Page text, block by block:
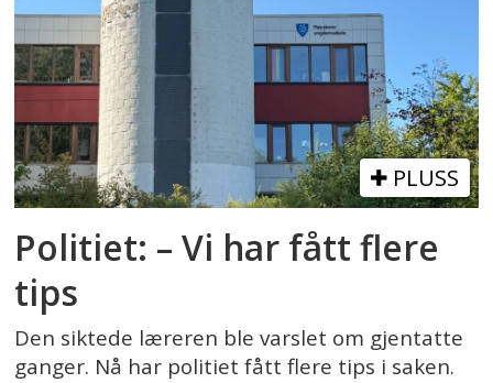
PLUSS
Politiet: – Vi har fått flere
tips
Den siktede læreren ble varslet om gjentatte
ganger. Nå har politiet fått flere tips i saken.